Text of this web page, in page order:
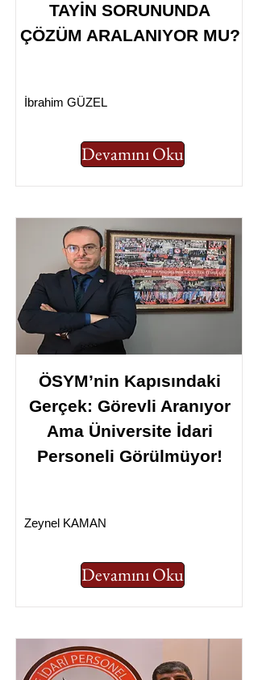
TAYİN SORUNUNDA
ÇÖZÜM ARALANIYOR MU?
İbrahim GÜZEL
Devamını Oku
ÖSYM’nin Kapısındaki
Gerçek: Görevli Aranıyor
Ama Üniversite İdari
Personeli Görülmüyor!
Zeynel KAMAN
Devamını Oku